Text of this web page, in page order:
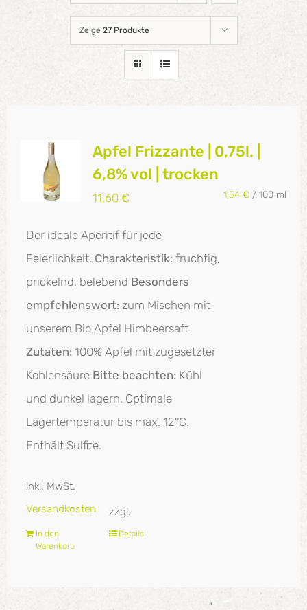
Zeige 27 Produkte
Apfel Frizzante | 0,75l. |
6,8% vol | trocken
11,60 € 1,54 € / 100 ml
Der ideale Aperitif für jede
Feierlichkeit. Charakteristik: fruchtig,
prickelnd, belebend Besonders
empfehlenswert: zum Mischen mit
unserem Bio Apfel Himbeersaft
Zutaten: 100% Apfel mit zugesetzter
Kohlensäure Bitte beachten: Kühl
und dunkel lagern. Optimale
Lagertemperatur bis max. 12°C.
Enthält Sulfite.
inkl. MwSt.
zzgl.
Versandkosten
In den
Warenkorb
Details